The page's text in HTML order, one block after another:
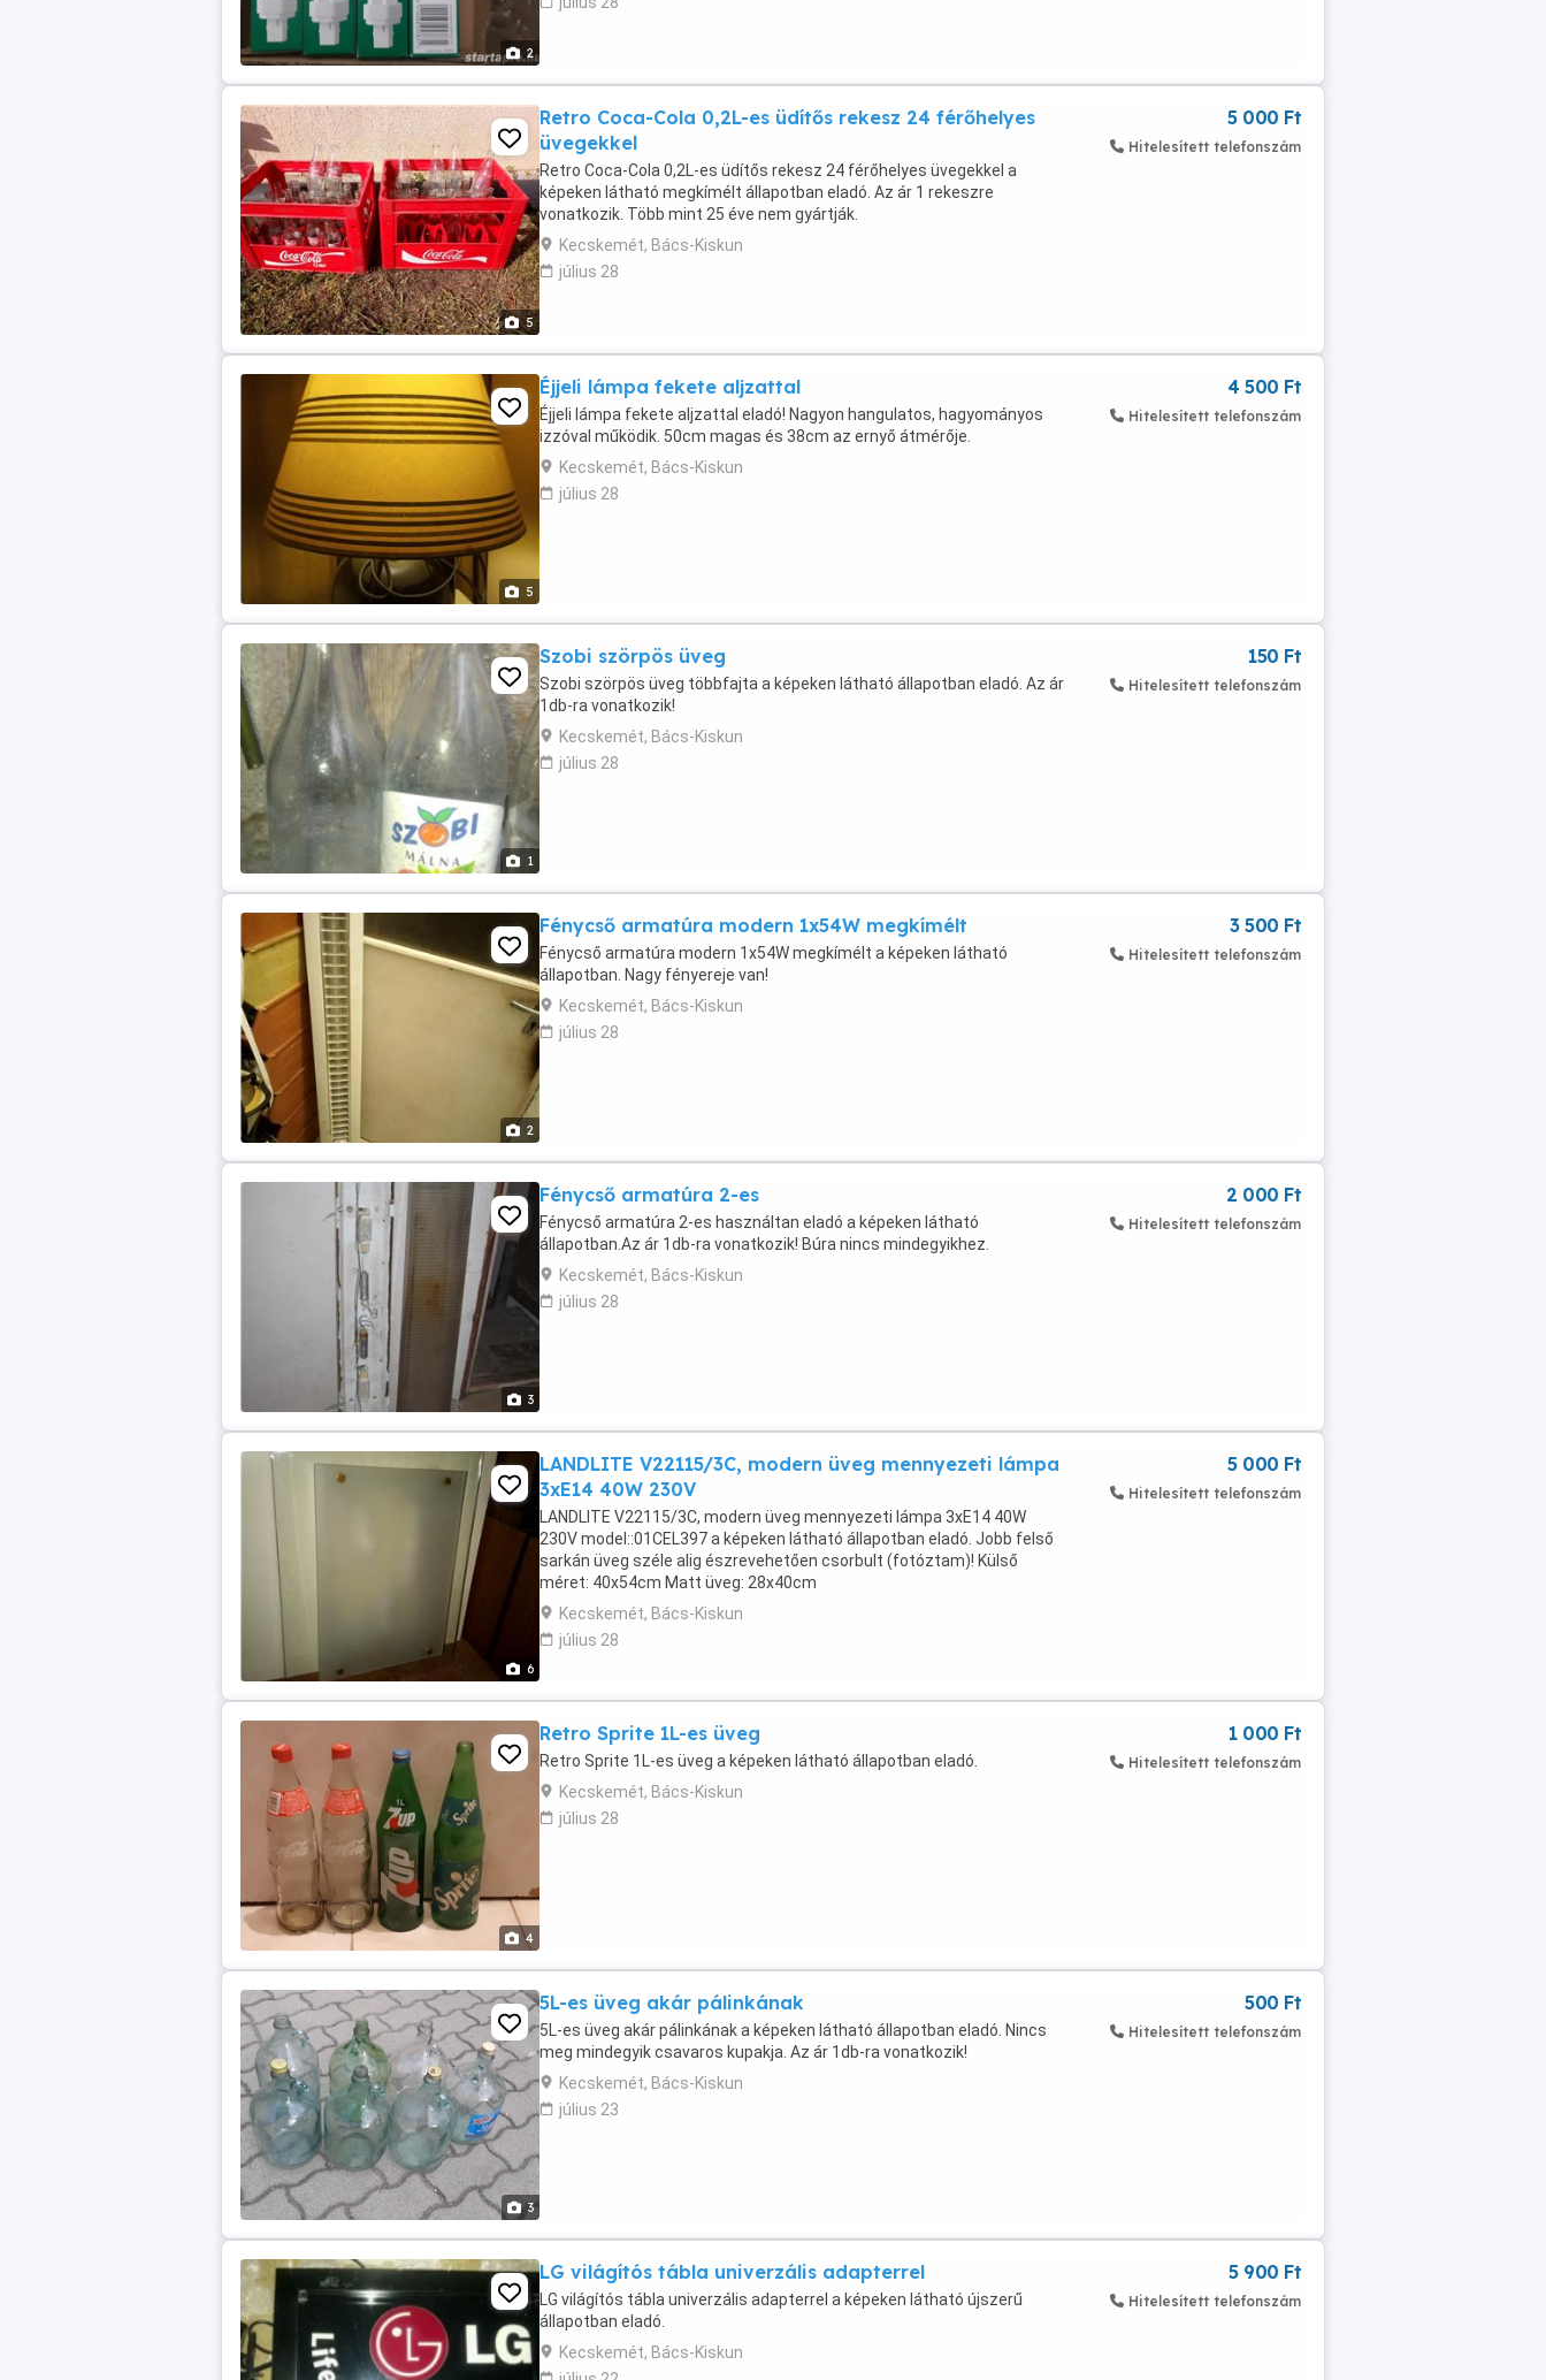
2
5
Retro Coca-Cola 0,2L-es üdítős rekesz 24 férőhelyes
üvegekkel
Retro Coca-Cola 0,2L-es üdítős rekesz 24 férőhelyes üvegekkel a
képeken látható megkímélt állapotban eladó. Az ár 1 rekeszre
vonatkozik. Több mint 25 éve nem gyártják.
Kecskemét, Bács-Kiskun
július 28
5 000 Ft
Hitelesített telefonszám
5
Éjjeli lámpa fekete aljzattal
Éjjeli lámpa fekete aljzattal eladó! Nagyon hangulatos, hagyományos
izzóval működik. 50cm magas és 38cm az ernyő átmérője.
Kecskemét, Bács-Kiskun
július 28
4 500 Ft
Hitelesített telefonszám
1
Szobi szörpös üveg
Szobi szörpös üveg többfajta a képeken látható állapotban eladó. Az ár
1db-ra vonatkozik!
Kecskemét, Bács-Kiskun
július 28
150 Ft
Hitelesített telefonszám
2
Fénycső armatúra modern 1x54W megkímélt
Fénycső armatúra modern 1x54W megkímélt a képeken látható
állapotban. Nagy fényereje van!
Kecskemét, Bács-Kiskun
július 28
3 500 Ft
Hitelesített telefonszám
3
Fénycső armatúra 2-es
Fénycső armatúra 2-es használtan eladó a képeken látható
állapotban.Az ár 1db-ra vonatkozik! Búra nincs mindegyikhez.
Kecskemét, Bács-Kiskun
július 28
2 000 Ft
Hitelesített telefonszám
6
LANDLITE V22115/3C, modern üveg mennyezeti lámpa
3xE14 40W 230V
LANDLITE V22115/3C, modern üveg mennyezeti lámpa 3xE14 40W
230V model::01CEL397 a képeken látható állapotban eladó. Jobb felső
sarkán üveg széle alig észrevehetően csorbult (fotóztam)! Külső
méret: 40x54cm Matt üveg: 28x40cm
Kecskemét, Bács-Kiskun
július 28
5 000 Ft
Hitelesített telefonszám
4
Retro Sprite 1L-es üveg
Retro Sprite 1L-es üveg a képeken látható állapotban eladó.
Kecskemét, Bács-Kiskun
július 28
1 000 Ft
Hitelesített telefonszám
3
5L-es üveg akár pálinkának
5L-es üveg akár pálinkának a képeken látható állapotban eladó. Nincs
meg mindegyik csavaros kupakja. Az ár 1db-ra vonatkozik!
Kecskemét, Bács-Kiskun
július 23
500 Ft
Hitelesített telefonszám
LG világítós tábla univerzális adapterrel
LG világítós tábla univerzális adapterrel a képeken látható újszerű
állapotban eladó.
Kecskemét, Bács-Kiskun
5 900 Ft
Hitelesített telefonszám